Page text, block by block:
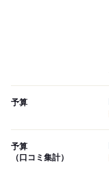
予算
予算
（口コミ集計）